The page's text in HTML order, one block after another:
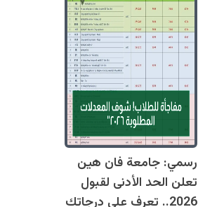
رسمي: جامعة فان هين
تعلن الحد الأدنى لقبول
2026.. تعرف على درجاتك